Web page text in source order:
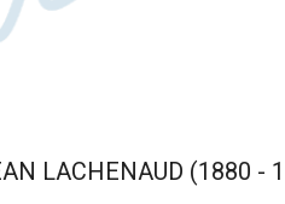
LACHENAUD (1880 -